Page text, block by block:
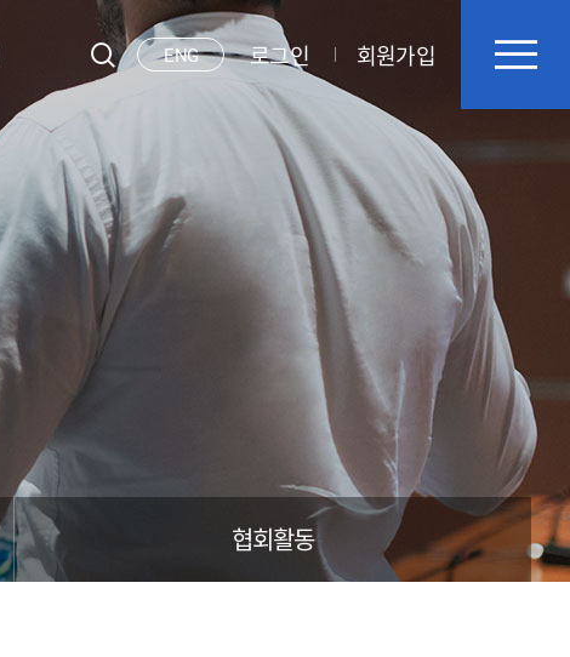
ENG 로그인 회원가입
협회활동